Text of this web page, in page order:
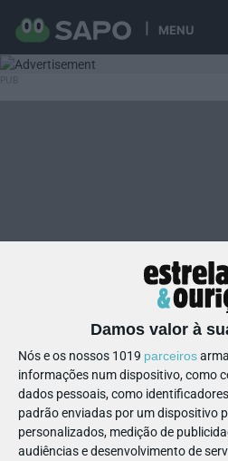
MENU
Damos valor à
Nós e os nossos 1019 parceiros
informações num dispositivo, como
dados pessoais, como
padrão enviadas por um dispositivo
personalizados, medição de
audiências e desenvolvimento de